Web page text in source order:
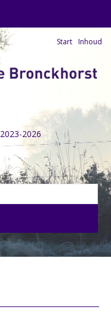
2026
Start Inhoud